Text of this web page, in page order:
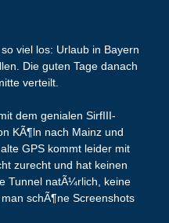
viel los: Urlaub in Bayern
Die guten Tage danach
verteilt.
dem genialen SirfIII-
KÃ¶ln nach Mainz und
GPS kommt leider mit
zurecht und hat keinen
Tunnel natÃ¼rlich, keine
schÃ¶ne Screenshots